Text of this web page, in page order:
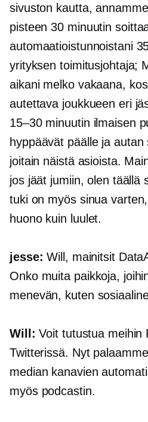
sivuston kautta,
pisteen30 minuutin
automaatioistunnoistani
yrityksen toimitusjohtaja;
aikani melko vakaana,
autettava joukkueen eri
15–30 minuutin ilmaisen
hyppäävät päälle ja
joitain näistä asioista.
jos jäät jumiin, olen täällä
tuki on myös sinua
huono kuin luulet.
jesse: Will, mainitsit
Onko muita paikkoja,
menevän, kuten
Will: Voit tutustua meihin
Twitterissä. Nyt
median kanavien
myös podcastin.